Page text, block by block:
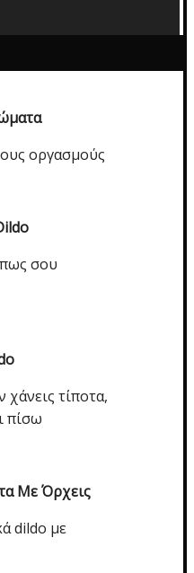
οργασμούς
σου
χάνεις τίποτα,
πίσω
Με Όρχεις
dildo με